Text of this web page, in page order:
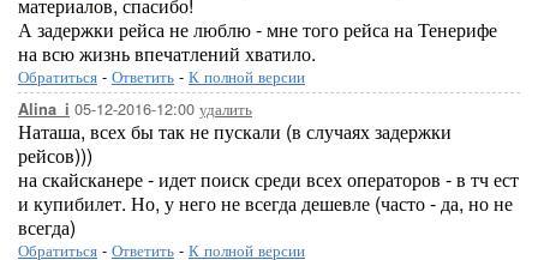
А задержки рейса не люблю - мне того рейса на Тенерифе
на всю жизнь впечатлений хватило.
Обратиться - Ответить - К полной версии
Alina_i 05-12-2016-12:00 удалить
Наташа, всех бы так не пускали (в случаях задержки
рейсов)))
на скайсканере - идет поиск среди всех операторов - в тч ест
и купибилет. Но, у него не всегда дешевле (часто - да, но не
всегда)
Обратиться - Ответить - К полной версии